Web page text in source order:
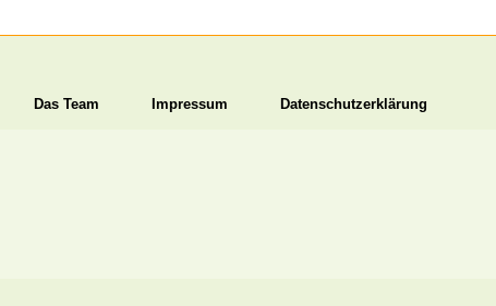
Das Team Impressum Datenschutzerklärung